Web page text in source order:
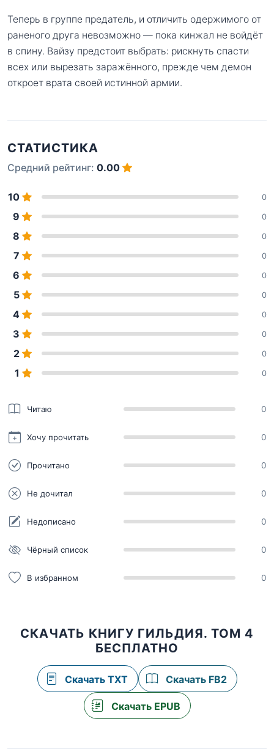
Теперь в группе предатель, и отличить одержимого от
раненого друга невозможно — пока кинжал не войдёт
в спину. Вайзу предстоит выбрать: рискнуть спасти
всех или вырезать заражённого, прежде чем демон
откроет врата своей истинной армии.
СТАТИСТИКА
Средний рейтинг: 0.00
10 0
9 0
8 0
7 0
6 0
5 0
4 0
3 0
2 0
1 0
Читаю 0
Хочу прочитать 0
Прочитано 0
Не дочитал 0
Недописано 0
Чёрный список 0
В избранном 0
СКАЧАТЬ КНИГУ ГИЛЬДИЯ. ТОМ 4
БЕСПЛАТНО
Скачать TXT Скачать FB2
Скачать EPUB